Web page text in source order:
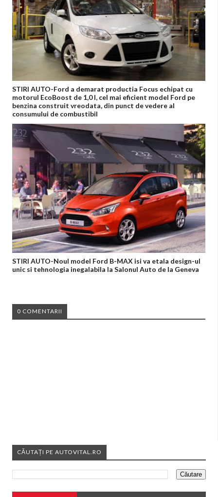
STIRI AUTO-Ford a demarat productia Focus echipat cu
motorul EcoBoost de 1,0 l, cel mai eficient model Ford pe
benzina construit vreodata, din punct de vedere al
consumului de combustibil
STIRI AUTO-Noul model Ford B-MAX isi va etala design-ul
unic si tehnologia inegalabila la Salonul Auto de la Geneva
0 COMENTARII
CĂUTAȚI PE AUTOVITAL.RO